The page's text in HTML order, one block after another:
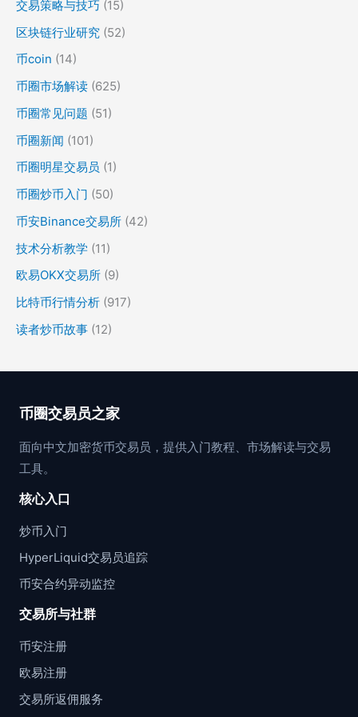
交易策略与技巧 (15)
区块链行业研究 (52)
币coin (14)
币圈市场解读 (625)
币圈常见问题 (51)
币圈新闻 (101)
币圈明星交易员 (1)
币圈炒币入门 (50)
币安Binance交易所 (42)
技术分析教学 (11)
欧易OKX交易所 (9)
比特币行情分析 (917)
读者炒币故事 (12)
币圈交易员之家
面向中文加密货币交易员，提供入门教程、市场解读与交易
工具。
核心入口
炒币入门
HyperLiquid交易员追踪
币安合约异动监控
交易所与社群
币安注册
欧易注册
交易所返佣服务